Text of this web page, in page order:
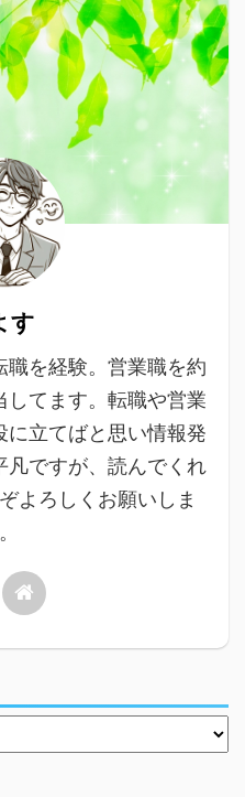
す
職を経験。営業職を約
してます。転職や営業
立てばと思い情報発
凡ですが、読んでくれ
よろしくお願いしま